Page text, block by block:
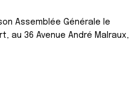
Assemblée Générale le
au 36 Avenue André Malraux,